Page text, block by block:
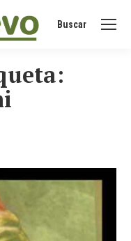
Buscar:
Buscar